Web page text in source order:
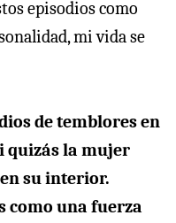
episodios como
mi vida se
de temblores en
quizás la mujer
su interior.
como una fuerza